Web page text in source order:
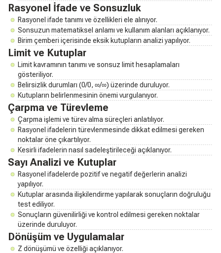
Rasyonel İfade ve Sonsuzluk
Rasyonel ifade tanımı ve özellikleri ele alınıyor.
Sonsuzun matematiksel anlamı ve kullanım alanları açıklanıyor.
Birim çemberi içerisinde eksik kutupların analizi yapılıyor.
Limit ve Kutuplar
Limit kavramının tanımı ve sonsuz limit hesaplamaları
gösteriliyor.
Belirsizlik durumları (0/0, ∞/∞) üzerinde duruluyor.
Kutupların belirlenmesinin önemi vurgulanıyor.
Çarpma ve Türevleme
Çarpma işlemi ve türev alma süreçleri anlatılıyor.
Rasyonel ifadelerin türevlenmesinde dikkat edilmesi gereken
noktalar öne çıkartılıyor.
Kesirli ifadelerin nasıl sadeleştirileceği açıklanıyor.
Sayı Analizi ve Kutuplar
Rasyonel ifadelerde pozitif ve negatif değerlerin analizi
yapılıyor.
Kutuplar arasında ilişkilendirme yapılarak sonuçların doğruluğu
test ediliyor.
Sonuçların güvenilirliği ve kontrol edilmesi gereken noktalar
üzerinde duruluyor.
Dönüşüm ve Uygulamalar
Z dönüşümü ve özelliği açıklanıyor.